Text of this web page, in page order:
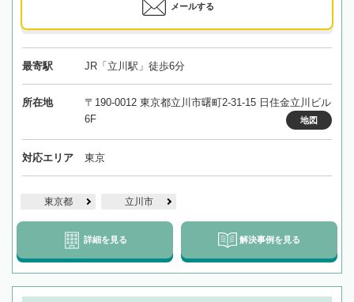
メールする
最寄駅 JR「立川駅」徒歩6分
所在地
〒190-0012 東京都立川市曙町2-31-15 日住金立川ビル
6F
地図
対応エリア 東京
東京都 立川市
詳細を見る 解決事例を見る